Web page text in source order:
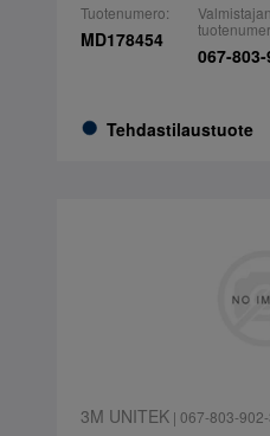
Tuotenumero:
MD178454
Tehdastilaustuote
Valmistajan
067-
3M UNITEK| 067-803-